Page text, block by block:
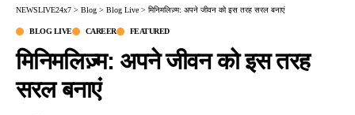
NEWSLIVE24x7 > Blog > Blog Live > मिनिमलिज़्म: अपने जीवन को इस तरह सरल बनाएं
BLOG LIVE CAREER FEATURED
मिनिमलिज़्म: अपने जीवन को इस तरह
सरल बनाएं